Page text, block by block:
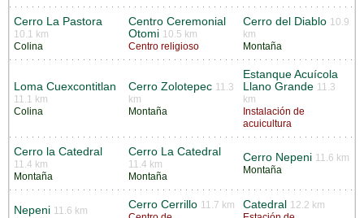
Cerro La Pastora
10.1 km
Colina
Centro Ceremonial
Otomi 10.5 km
Centro religioso
Cerro del Diablo 10.9
km
Montaña
Loma Cuexcontitlan
11.1 km
Colina
Cerro Zolotepec 11.3
km
Montaña
Estanque Acuícola
Llano Grande 11.3
km
Instalación de
acuicultura
Cerro la Catedral
11.4 km
Montaña
Cerro La Catedral
11.4 km
Montaña
Cerro Nepeni 11.6 km
Montaña
Nepeni 11.6 km
Cerro Cerrillo 11.7 km
Catedral
12.2 km